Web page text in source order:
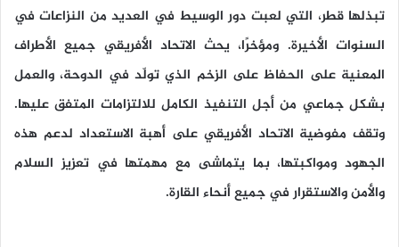
تبذلها قطر، التي لعبت دور الوسيط في العديد من النزاعات في
السنوات الأخيرة. ومؤخرًا، يحث الاتحاد الأفريقي جميع الأطراف
المعنية على الحفاظ على الزخم الذي تولّد في الدوحة، والعمل
بشكل جماعي من أجل التنفيذ الكامل للالتزامات المتفق عليها.
وتقف مفوضية الاتحاد الأفريقي على أهبة الاستعداد لدعم هذه
الجهود ومواكبتها، بما يتماشى مع مهمتها في تعزيز السلام
والأمن والاستقرار في جميع أنحاء القارة.